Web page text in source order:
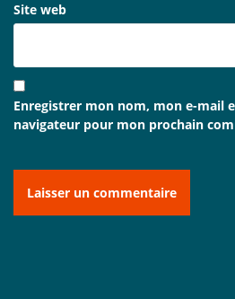
Site web
Enregistrer mon nom, mon e-mail
navigateur pour mon prochain